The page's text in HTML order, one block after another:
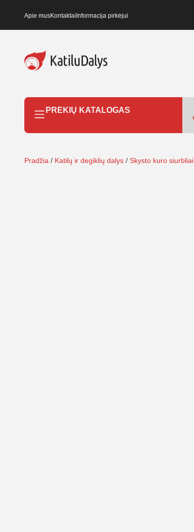
Apie musKontaktaiInformacija pirkėjui
PREKIŲ KATALOGAS
Pradžia / Katilų ir degiklių dalys / Skysto kuro siurbliai